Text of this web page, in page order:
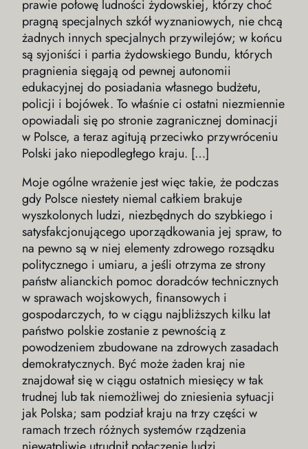
prawie połowę ludności żydowskiej, którzy choć
pragną specjalnych szkół wyznaniowych, nie chcą
żadnych innych specjalnych przywilejów; w końcu
są syjoniści i partia żydowskiego Bundu, których
pragnienia sięgają od pewnej autonomii
edukacyjnej do posiadania własnego budżetu,
policji i bojówek. To właśnie ci ostatni niezmiennie
opowiadali się po stronie zagranicznej dominacji
w Polsce, a teraz agitują przeciwko przywróceniu
Polski jako niepodległego kraju. […]
Moje ogólne wrażenie jest więc takie, że podczas
gdy Polsce niestety niemal całkiem brakuje
wyszkolonych ludzi, niezbędnych do szybkiego i
satysfakcjonującego uporządkowania jej spraw, to
na pewno są w niej elementy zdrowego rozsądku
politycznego i umiaru, a jeśli otrzyma ze strony
państw alianckich pomoc doradców technicznych
w sprawach wojskowych, finansowych i
gospodarczych, to w ciągu najbliższych kilku lat
państwo polskie zostanie z pewnością z
powodzeniem zbudowane na zdrowych zasadach
demokratycznych. Być może żaden kraj nie
znajdował się w ciągu ostatnich miesięcy w tak
trudnej lub tak niemożliwej do zniesienia sytuacji
jak Polska; sam podział kraju na trzy części w
ramach trzech różnych systemów rządzenia